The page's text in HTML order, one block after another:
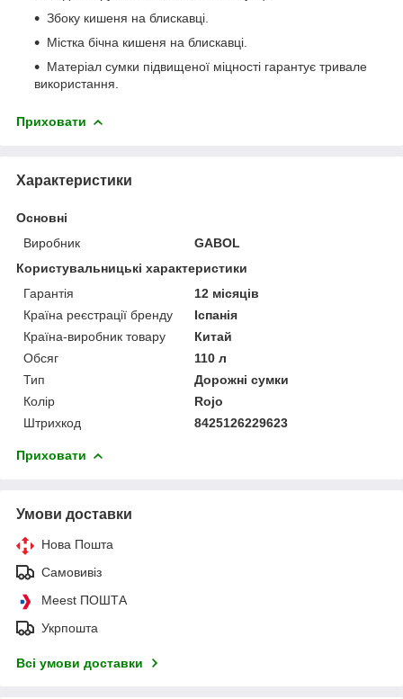
Збоку кишеня на блискавці.
Містка бічна кишеня на блискавці.
Матеріал сумки підвищеної міцності гарантує тривале
використання.
Приховати
Характеристики
Основні
Виробник
GABOL
Користувальницькі характеристики
Гарантія
12 місяців
Країна реєстрації бренду
Іспанія
Країна-виробник товару
Китай
Обсяг
110 л
Тип
Дорожні сумки
Колір
Rojo
Штрихкод
8425126229623
Приховати
Умови доставки
Нова Пошта
Самовивіз
Meest ПОШТА
Укрпошта
Всі умови доставки